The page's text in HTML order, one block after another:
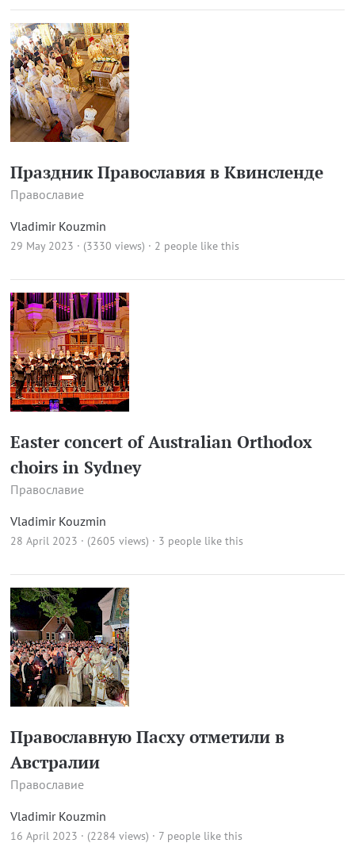
Праздник Православия в Квинсленде
Православие
Vladimir Kouzmin
29 May 2023 · (3330 views) · 2 people like this
Easter concert of Australian Orthodox
choirs in Sydney
Православие
Vladimir Kouzmin
28 April 2023 · (2605 views) · 3 people like this
Православную Пасху отметили в
Австралии
Православие
Vladimir Kouzmin
16 April 2023 · (2284 views) · 7 people like this